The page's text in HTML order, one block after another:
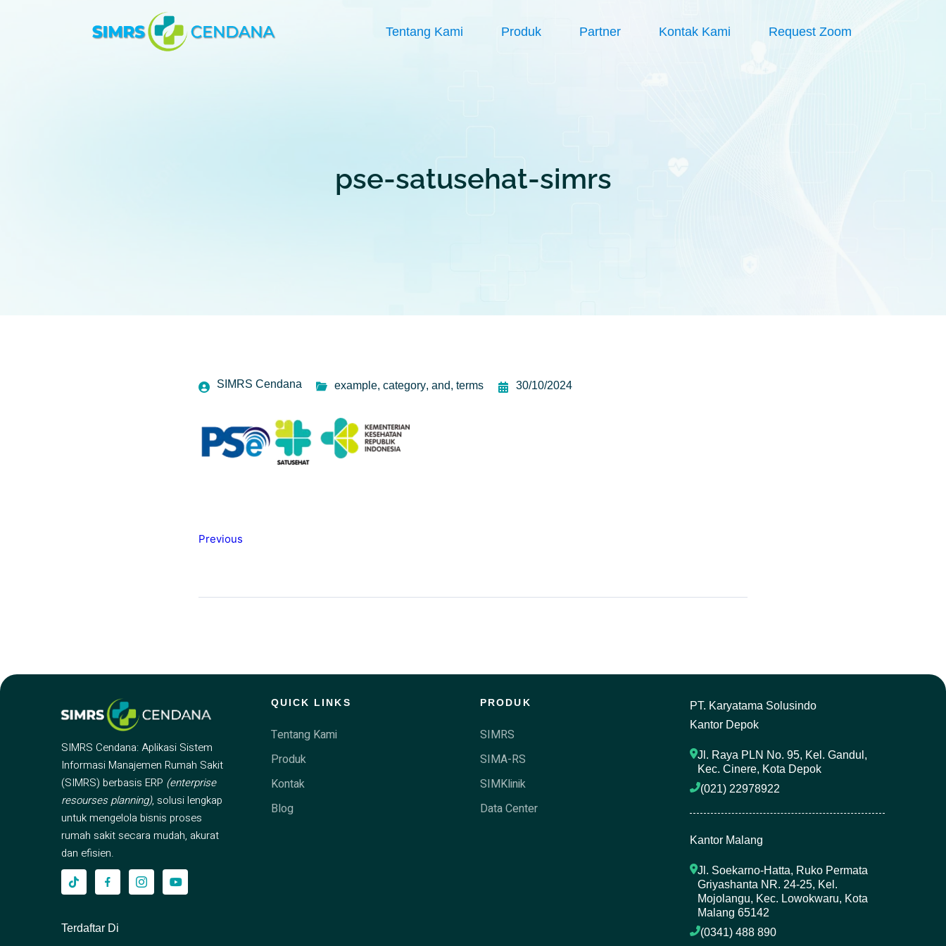
Tentang Kami Produk Partner Kontak Kami Request Zoom
pse-satusehat-simrs
SIMRS Cendana example, category, and, terms 30/10/2024
Previous
SIMRS Cendana: Aplikasi Sistem
Informasi Manajemen Rumah Sakit
(SIMRS) berbasis ERP (enterprise
resourses planning), solusi lengkap
untuk mengelola bisnis proses
rumah sakit secara mudah, akurat
dan efisien.
Terdaftar Di
QUICK LINKS
Tentang Kami
Produk
Kontak
Blog
PRODUK
SIMRS
SIMA-RS
SIMKlinik
Data Center
PT. Karyatama Solusindo
Kantor Depok
Jl. Raya PLN No. 95, Kel. Gandul,
Kec. Cinere, Kota Depok
(021) 22978922
Kantor Malang
Jl. Soekarno-Hatta, Ruko Permata
Griyashanta NR. 24-25, Kel.
Mojolangu, Kec. Lowokwaru, Kota
Malang 65142
(0341) 488 890